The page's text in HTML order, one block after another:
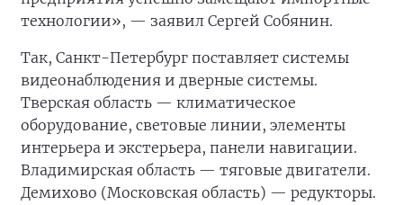
технологии», — заявил Сергей Собянин.
Так, Санкт-Петербург поставляет системы
видеонаблюдения и дверные системы.
Тверская область — климатическое
оборудование, световые линии, элементы
интерьера и экстерьера, панели навигации.
Владимирская область — тяговые двигатели.
Демихово (Московская область) — редукторы.